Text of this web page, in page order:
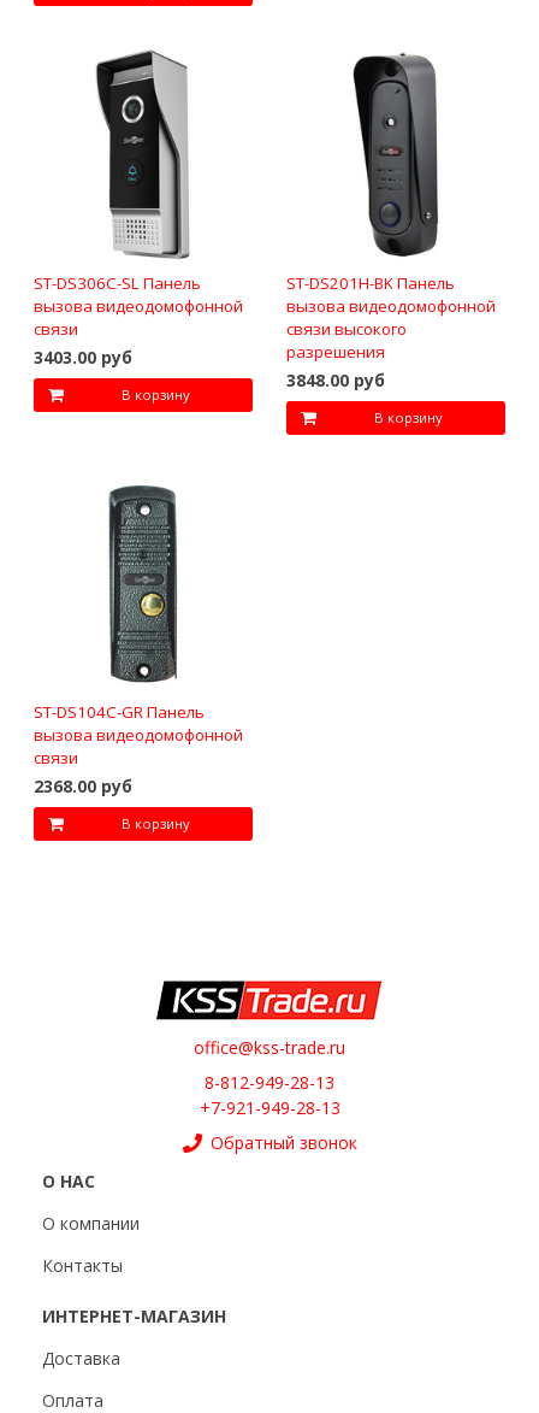
ST-DS306C-SL Панель
вызова видеодомофонной
связи
3403.00 руб
В корзину
ST-DS201H-BK Панель
вызова видеодомофонной
связи высокого
разрешения
3848.00 руб
В корзину
ST-DS104C-GR Панель
вызова видеодомофонной
связи
2368.00 руб
В корзину
office@kss-trade.ru
8-812-949-28-13
+7-921-949-28-13
Обратный звонок
О НАС
О компании
Контакты
ИНТЕРНЕТ-МАГАЗИН
Доставка
Оплата